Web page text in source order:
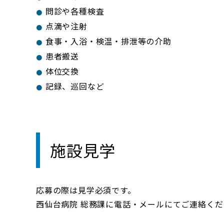
問診や各種検査
点滴や注射
食事・入浴・検温・排泄等の介助
患者搬送
体位交換
記録、巡回など
施設見学
応募の際は見学必須です。
西仙台病院 総務課に電話・メールにてご連絡く